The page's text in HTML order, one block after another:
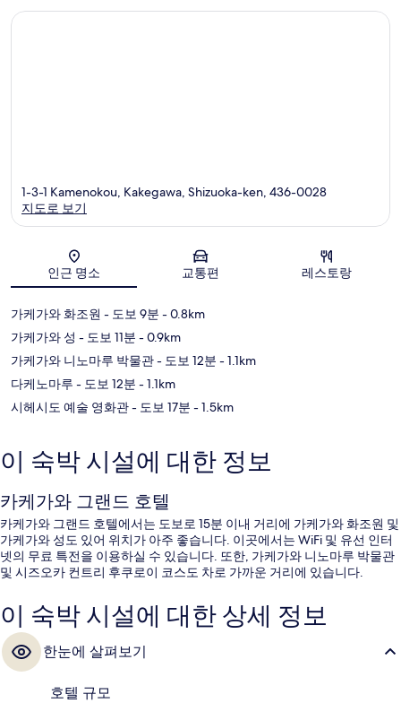
지도
1-3-1 Kamenokou, Kakegawa, Shizuoka-ken, 436-0028
지도로 보기
인근 명소 교통편 레스토랑
가케가와 화조원 - 도보 9분 - 0.8km
가케가와 성 - 도보 11분 - 0.9km
가케가와 니노마루 박물관- 도보 12분 - 1.1km
다케노마루 - 도보 12분 - 1.1km
시헤시도 예술 영화관- 도보 17분 - 1.5km
이 숙박 시설에 대한 정보
카케가와 그랜드 호텔
카케가와 그랜드 호텔에서는 도보로 15분 이내 거리에 가케가와 화조원 및
가케가와 성도 있어 위치가 아주 좋습니다. 이곳에서는 WiFi 및 유선 인터
넷의 무료 특전을 이용하실 수 있습니다. 또한, 가케가와 니노마루 박물관
및 시즈오카 컨트리 후쿠로이 코스도 차로 가까운 거리에 있습니다.
이 숙박 시설에 대한 상세 정보
한눈에 살펴보기
호텔 규모